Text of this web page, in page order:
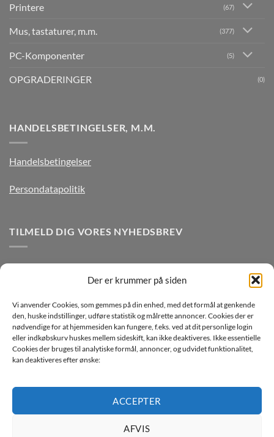
Der er krummer på siden
Vi anvender Cookies, som gemmes på din enhed, med det formål at genkende
den, huske indstillinger, udføre statistik og målrette annoncer. Cookies der er
nødvendige for at hjemmesiden kan fungere, f.eks. ved at dit personlige login
eller indkøbskurv huskes mellem sideskift, kan ikke deaktiveres. Ikke essentielle
Cookies der bruges til analytiske formål, annoncer, og udvidet funktionalitet,
kan deaktiveres efter ønske:
ACCEPTER
AFVIS
Printere (67)
Mus, tastaturer, m.m. (377)
PC-Komponenter (5)
OPGRADERINGER (0)
HANDELSBETINGELSER, M.M.
Handelsbetingelser
Persondatapolitik
TILMELD DIG VORES NYHEDSBREV
Jeg ønsker at modtage mails fra TJdata!